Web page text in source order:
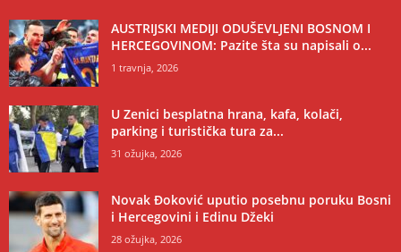
AUSTRIJSKI MEDIJI ODUŠEVLJENI BOSNOM I
HERCEGOVINOM: Pazite šta su napisali o...
1 travnja, 2026
U Zenici besplatna hrana, kafa, kolači,
parking i turistička tura za...
31 ožujka, 2026
Novak Đoković uputio posebnu poruku Bosni
i Hercegovini i Edinu Džeki
28 ožujka, 2026